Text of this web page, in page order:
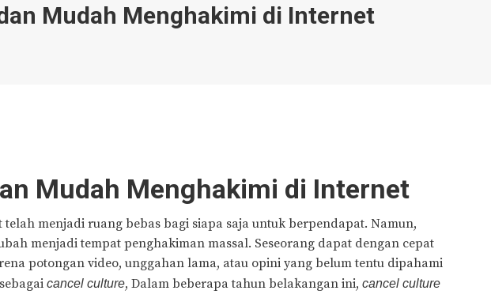
Mudah Menghakimi di Internet
Mudah Menghakimi di Internet
telah menjadi ruang bebas bagi siapa saja untuk berpendapat. Namun,
menjadi tempat penghakiman massal. Seseorang dapat dengan cepat
potongan video, unggahan lama, atau opini yang belum tentu dipahami
cancel culture, Dalam beberapa tahun belakangan ini, cancel culture